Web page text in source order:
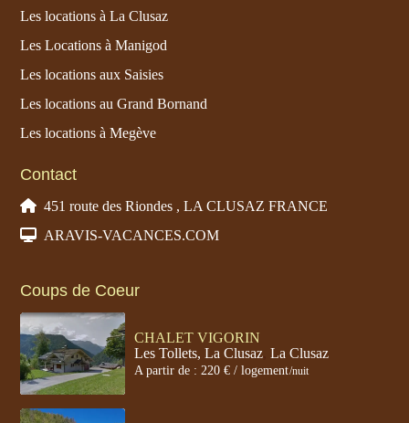
Les locations à La Clusaz
Les Locations à Manigod
Les locations aux Saisies
Les locations au Grand Bornand
Les locations à Megève
Contact
451 route des Riondes , LA CLUSAZ FRANCE
ARAVIS-VACANCES.COM
Coups de Coeur
CHALET VIGORIN
Les Tollets, La Clusaz, La Clusaz
A partir de : 220 € / logement/nuit